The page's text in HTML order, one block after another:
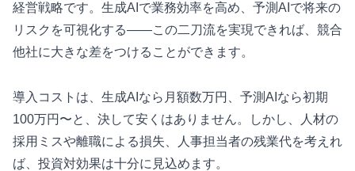
経営戦略です。生成AIで業務効率を高め、予測AIで将来の
リスクを可視化する——この二刀流を実現できれば、競合
他社に大きな差をつけることができます。
導入コストは、生成AIなら月額数万円、予測AIなら初期
100万円〜と、決して安くはありません。しかし、人材の
採用ミスや離職による損失、人事担当者の残業代を考えれ
ば、投資対効果は十分に見込めます。